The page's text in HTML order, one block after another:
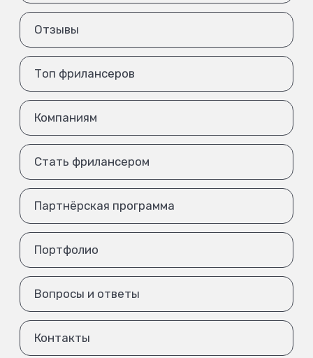
Отзывы
Топ фрилансеров
Компаниям
Стать фрилансером
Партнёрская программа
Портфолио
Вопросы и ответы
Контакты